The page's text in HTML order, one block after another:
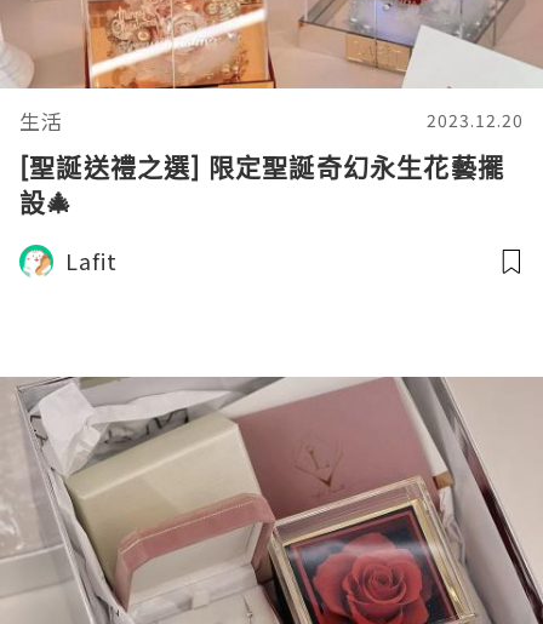
生活 2023.12.20
[聖誕送禮之選] 限定聖誕奇幻永生花藝擺
設🎄
Lafit